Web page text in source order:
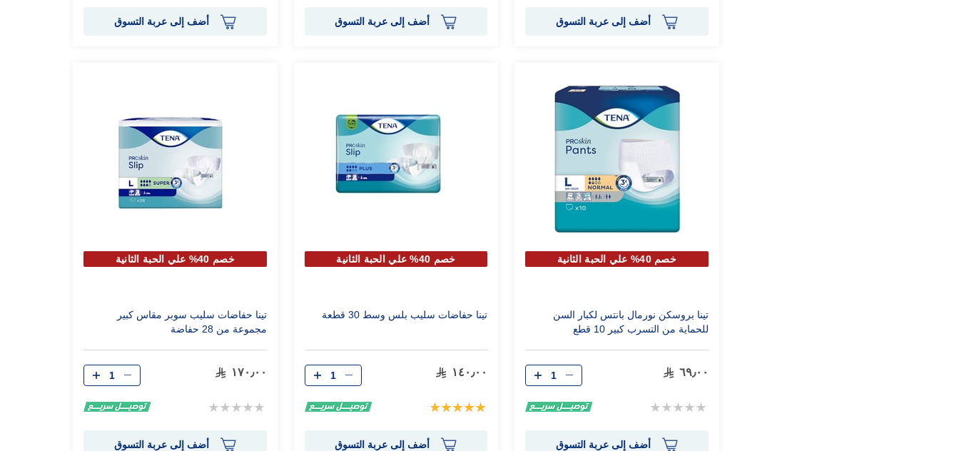
أضف إلى عربة التسوق أضف إلى عربة التسوق أضف إلى عربة التسوق
خصم 40% علي الحبة الثانية
تينا بروسكن نورمال بانتس لكبار السن
للحماية من التسرب كبير 10 قطع
٦٩٫٠٠
Rating:
الكمية
أضف إلى عربة التسوق
خصم 40% علي الحبة الثانية
تينا حفاضات سليب بلس وسط 30 قطعة
١٤٠٫٠٠
تقييم:
الكمية
أضف إلى عربة التسوق
خصم 40% علي الحبة الثانية
تينا حفاضات سليب سوبر مقاس كبير
مجموعة من 28 حفاضة
١٧٠٫٠٠
Rating:
الكمية
أضف إلى عربة التسوق